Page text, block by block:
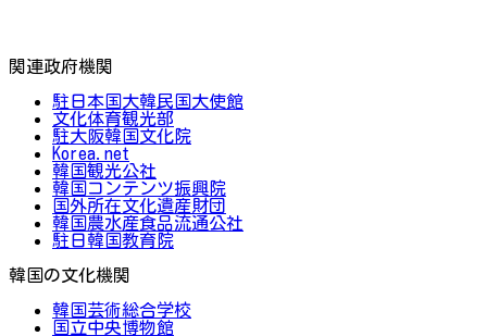
関連政府機関
駐日本国大韓民国大使館
文化体育観光部
駐大阪韓国文化院
Korea.net
韓国観光公社
韓国コンテンツ振興院
国外所在文化遺産財団
韓国農水産食品流通公社
駐日韓国教育院
韓国の文化機関
韓国芸術総合学校
国立中央博物館